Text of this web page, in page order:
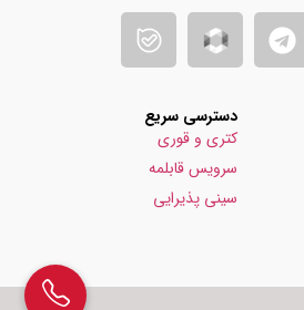
دسترسی سریع
کتری و قوری
سرویس قابلمه
سینی پذیرایی